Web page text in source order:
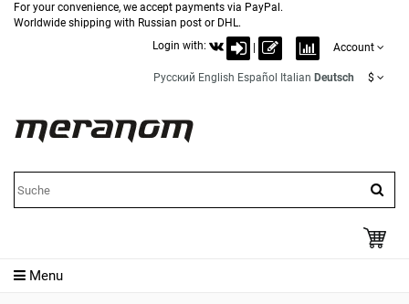
For your convenience, we accept payments via PayPal.
Worldwide shipping with Russian post or DHL.
Login with:
Account
Русский English Español Italian Deutsch $
Menu